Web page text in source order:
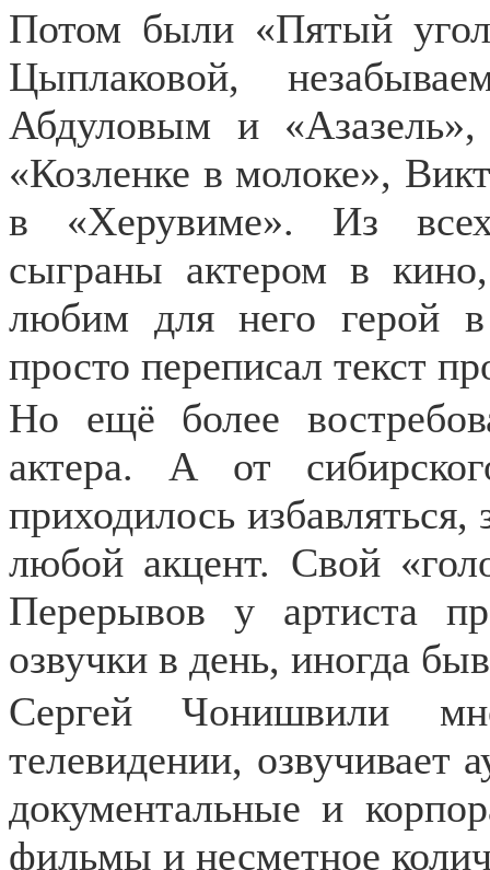
Потом были «Пятый
Цыплаковой,
Абдуловым и
«Козленке в молоке»,
в «Херувиме». Из
сыграны актером в
любим для него герой
просто переписал текст
Но ещё более
актера. А от
приходилось
любой акцент. Свой
Перерывов у артиста
озвучки в день, иногда
Сергей Чонишвили
телевидении, озвучивает
документальные и
фильмы и несметное